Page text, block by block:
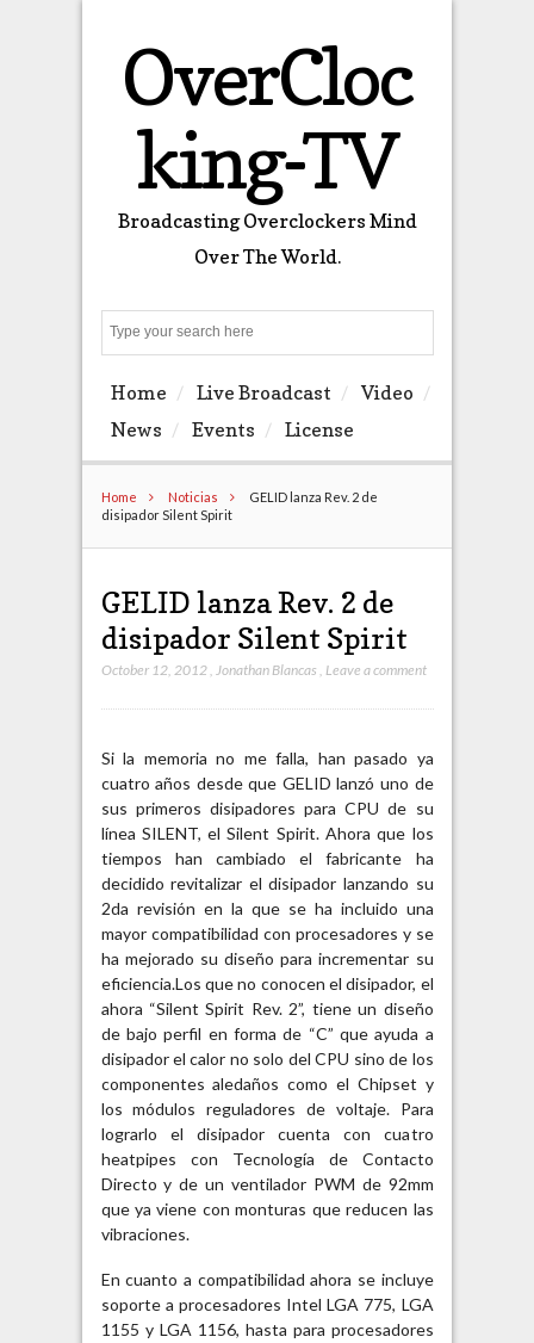
OverCloc
king-TV
Broadcasting Overclockers Mind
Over The World.
Home Live Broadcast
Video
News
Events License
Home Noticias
GELID lanza Rev. 2 de
disipador Silent Spirit
GELID lanza Rev. 2 de
disipador Silent Spirit
October 12, 2012, Jonathan Blancas Leave a comment
Si la memoria no me falla, han pasado ya
cuatro años desde que GELID lanzó uno de
sus primeros disipadores para CPU de su
línea SILENT, el Silent Spirit. Ahora que los
tiempos han cambiado el fabricante ha
decidido revitalizar el disipador lanzando su
2da revisión en la que se ha incluido una
mayor compatibilidad con procesadores y se
ha mejorado su diseño para incrementar su
eficiencia.Los que no conocen el disipador, el
ahora “Silent Spirit Rev. 2”, tiene un diseño
de bajo perfil en forma de “C” que ayuda a
disipador el calor no solo del CPU sino de los
componentes aledaños como el Chipset y
los módulos reguladores de voltaje. Para
lograrlo el disipador cuenta con cuatro
heatpipes con Tecnología de Contacto
Directo y de un ventilador PWM de 92mm
que ya viene con monturas que reducen las
vibraciones.
En cuanto a compatibilidad ahora se incluye
soporte a procesadores Intel LGA 775, LGA
1155 y LGA 1156, hasta para procesadores